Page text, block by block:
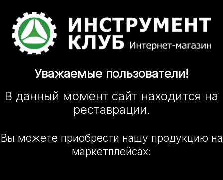
Уважаемые пользователи!
В данный момент сайт находится на
реставрации.
Вы можете приобрести нашу продукцию на
маркетплейсах: